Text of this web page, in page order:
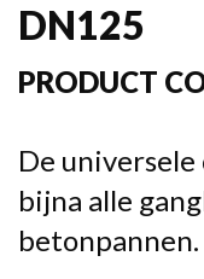
DN125
PRODUCT
De
bijna alle
betonpannen.